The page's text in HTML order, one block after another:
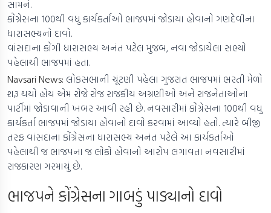
સામને.
કોંગ્રેસના 100થી વધુ કાર્યકર્તાઓ ભાજપમાં જોડાયા હોવાનો ગણદેવીના
ધારાસભ્યનો દાવો.
વાંસદાના કોંગી ધારાસભ્ય અનંત પટેલ મુજબ, નવા જોડાયેલા સભ્યો
પહેલાથી ભાજપમાં હતા.
Navsari News: લોકસભાની ચૂંટણી પહેલા ગુજરાત ભાજપમાં ભરતી મેળો
શરૂ થયો હોય એમ રોજે રોજ રાજકીય અગ્રણીઓ અને રાજનેતાઓના
પાર્ટીમાં જોડાવાની ખબર આવી રહી છે. નવસારીમાં કોંગ્રેસના 100થી વધુ
કાર્યકર્તા ભાજપમાં જોડાયા હોવાનો દાવો કરવામાં આવ્યો હતો. ત્યારે બીજી
તરફ વાંસદાના કોંગ્રેસના ધારાસભ્ય અનંત પટેલે આ કાર્યકર્તાઓ
પહેલાથી જ ભાજપના જ લોકો હોવાનો આરોપ લગાવતા નવસારીમાં
રાજકારણ ગરમાયું છે.
ભાજપને કોંગ્રેસના ગાબડું પાડ્યાનો દાવો